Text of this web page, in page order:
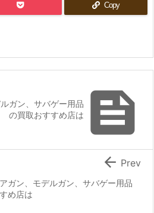
Copy

ガン、サバゲー用品
の買取おすすめ店は
ガン、モデルガン、サバゲー用品
め店は
 Prev